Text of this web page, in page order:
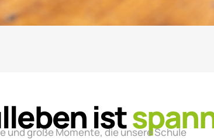
ist
und große Momente, die unsere Schule